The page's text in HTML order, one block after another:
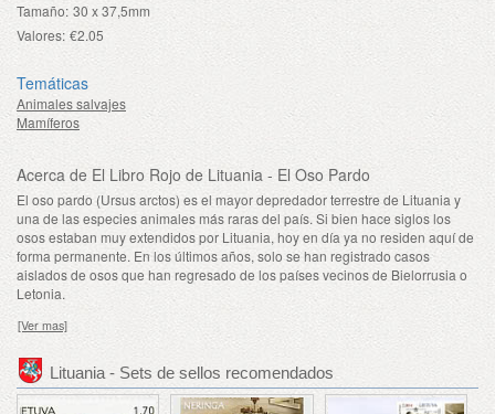
Tamaño: 30 x 37,5mm
Valores: €2.05
Temáticas
Animales salvajes
Mamíferos
Acerca de El Libro Rojo de Lituania - El Oso Pardo
El oso pardo (Ursus arctos) es el mayor depredador terrestre de Lituania y
una de las especies animales más raras del país. Si bien hace siglos los
osos estaban muy extendidos por Lituania, hoy en día ya no residen aquí de
forma permanente. En los últimos años, solo se han registrado casos
aislados de osos que han regresado de los países vecinos de Bielorrusia o
Letonia.
[Ver mas]
Lituania - Sets de sellos recomendados